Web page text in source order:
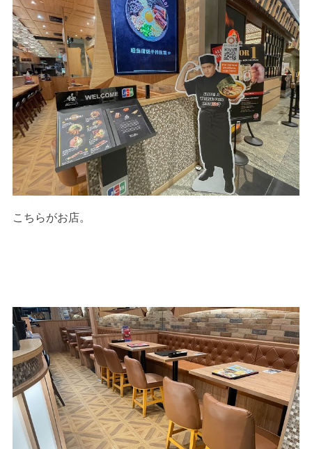
こちらがお店。